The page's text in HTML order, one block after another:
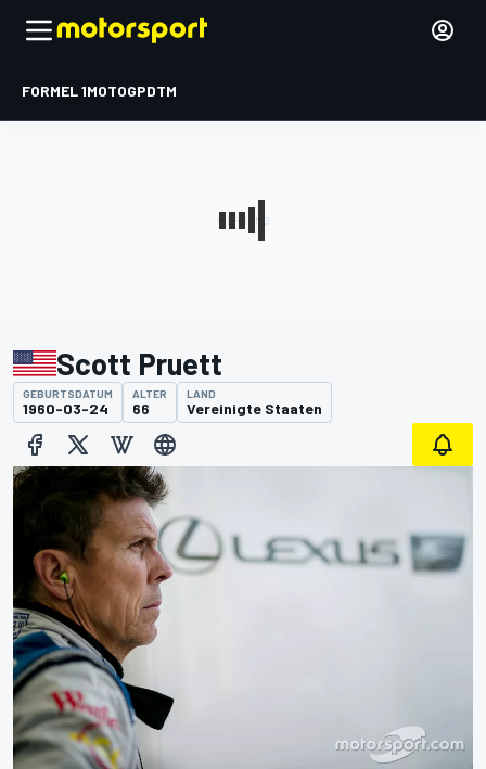
FORMEL 1MOTOGPDTM
Scott Pruett
GEBURTSDATUM
1960-03-24
ALTER
66
LAND
Vereinigte Staaten